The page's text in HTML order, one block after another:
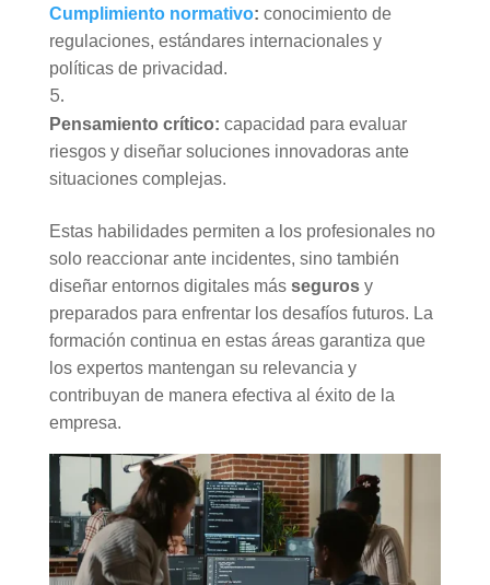
Cumplimiento normativo: conocimiento de
regulaciones, estándares internacionales y
políticas de privacidad.
Pensamiento crítico: capacidad para evaluar
riesgos y diseñar soluciones innovadoras ante
situaciones complejas.
Estas habilidades permiten a los profesionales no
solo reaccionar ante incidentes, sino también
diseñar entornos digitales más segurosy
preparados para enfrentar los desafíos futuros. La
formación continua en estas áreas garantiza que
los expertos mantengan su relevancia y
contribuyan de manera efectiva al éxito de la
empresa.